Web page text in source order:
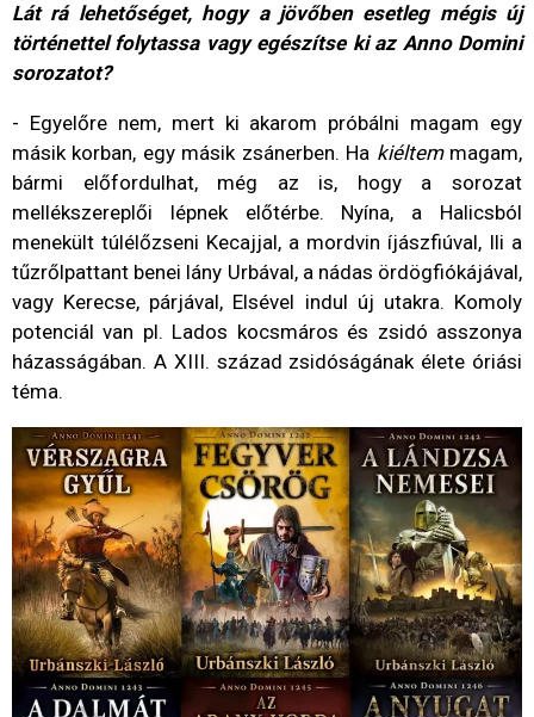
Lát rá lehetőséget, hogy a jövőben esetleg mégis új
történettel folytassa vagy egészítse ki az Anno Domini
sorozatot?
- Egyelőre nem, mert ki akarom próbálni magam egy
másik korban, egy másik zsánerben. Ha kiéltemmagam,
bármi előfordulhat, még az is, hogy a sorozat
mellékszereplői lépnek előtérbe. Nyína, a Halicsból
menekült túlélőzseni Kecajjal, a mordvin íjászfiúval, Ili a
tűzrőlpattant benei lány Urbával, a nádas ördögfiókájával,
vagy Kerecse, párjával, Elsével indul új utakra. Komoly
potenciál van pl. Lados kocsmáros és zsidó asszonya
házasságában. A XIII. század zsidóságának élete óriási
téma.